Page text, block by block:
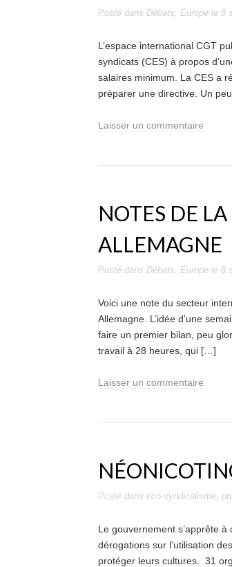
Posté dans Débats, Europe le 8
L’espace international CGT
syndicats (CES) à propos
salaires minimum. La CES a
préparer une directive. Un
Laisser un commentaire
NOTES DE
ALLEMAGNE
Posté dans Débats, Europe le 8
Voici une note du secteur
Allemagne. L’idée d’une
faire un premier bilan, peu
travail à 28 heures, qui […]
Laisser un commentaire
Posté dans eco-syndicalisme,
Le gouvernement s’apprête
dérogations sur l’utilisation
protéger leurs cultures. 31